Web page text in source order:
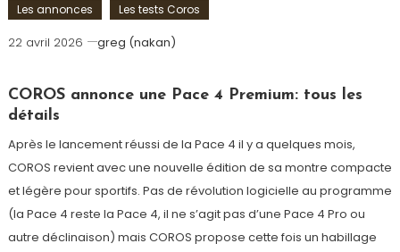
Les annonces Les tests Coros
22 avril 2026 greg (nakan)
COROS annonce une Pace 4 Premium: tous les
détails
Après le lancement réussi de la Pace 4 il y a quelques mois,
COROS revient avec une nouvelle édition de sa montre compacte
et légère pour sportifs. Pas de révolution logicielle au programme
(la Pace 4 reste la Pace 4, il ne s’agit pas d’une Pace 4 Pro ou
autre déclinaison) mais COROS propose cette fois un habillage